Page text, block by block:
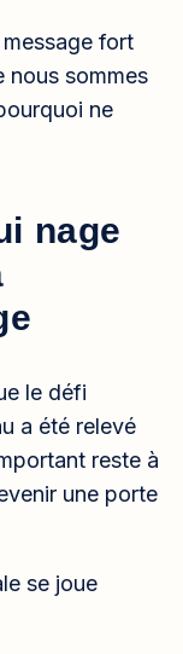
fort
nous sommes
ne
nage
le défi
a été relevé
reste à
une porte
se joue